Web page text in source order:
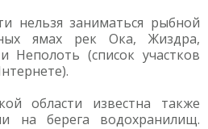
нельзя заниматься рыбной
ямах рек Ока, Жиздра,
Неполоть (список участков
области известна также
на берега водохранилищ.